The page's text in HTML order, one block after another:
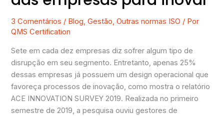
3 Comentários / Blog,Gestão,Outras normas ISO / Por
QMS Certification
Sete em cada dez empresas diz sofrer algum tipo de
disrupção em seu segmento. Entretanto, apenas 25%
dessas empresas já possuem um design operacional que
favoreça processos de inovação, como mostra o relatório
ACE INNOVATION SURVEY 2019. Realizada no primeiro
semestre de 2019, a pesquisa ouviu gestores de
obstáculos
empresas
inovar